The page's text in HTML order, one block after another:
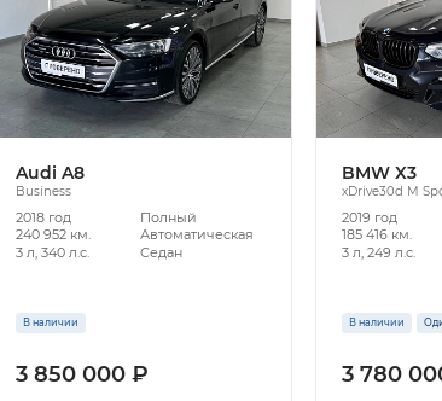
Audi A8
Business
2018 год
Полный
240 952 км.
Автоматическая
3 л, 340 л.с.
Седан
В наличии
3 850 000 ₽
BMW X3
xDrive30d M
2019 год
185 416 км.
3 л, 249 л.с.
В наличии
3 780